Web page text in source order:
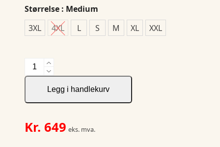
Størrelse : Medium
3XL
4XL L S M XL XXL
Adapt
Half
Men
Legg i handlekurv
Kr. 649 eks. mva.